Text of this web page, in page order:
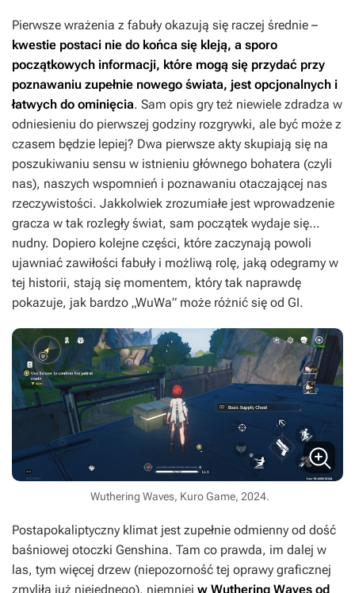
Pierwsze wrażenia z fabuły okazują się raczej średnie –
kwestie postaci nie do końca się kleją, a sporo
początkowych informacji, które mogą się przydać przy
poznawaniu zupełnie nowego świata, jest opcjonalnych i
łatwych do ominięcia. Sam opis gry też niewiele zdradza w
odniesieniu do pierwszej godziny rozgrywki, ale być może z
czasem będzie lepiej? Dwa pierwsze akty skupiają się na
poszukiwaniu sensu w istnieniu głównego bohatera (czyli
nas), naszych wspomnień i poznawaniu otaczającej nas
rzeczywistości. Jakkolwiek zrozumiałe jest wprowadzenie
gracza w tak rozległy świat, sam początek wydaje się…
nudny. Dopiero kolejne części, które zaczynają powoli
ujawniać zawiłości fabuły i możliwą rolę, jaką odegramy w
tej historii, stają się momentem, który tak naprawdę
pokazuje, jak bardzo „WuWa” może różnić się od GI.
Wuthering Waves, Kuro Game, 2024.
Postapokaliptyczny klimat jest zupełnie odmienny od dość
baśniowej otoczki Genshina. Tam co prawda, im dalej w
las, tym więcej drzew (niepozorność tej oprawy graficznej
zmyliła już niejednego), niemniej w Wuthering Waves od